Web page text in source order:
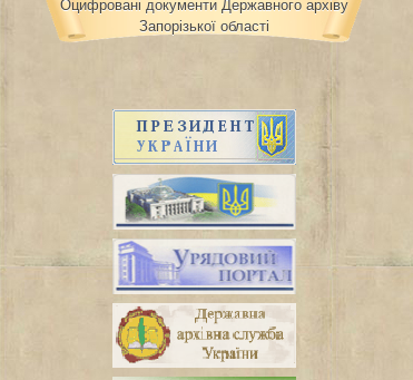
Оцифровані документи Державного архіву
Запорізької області